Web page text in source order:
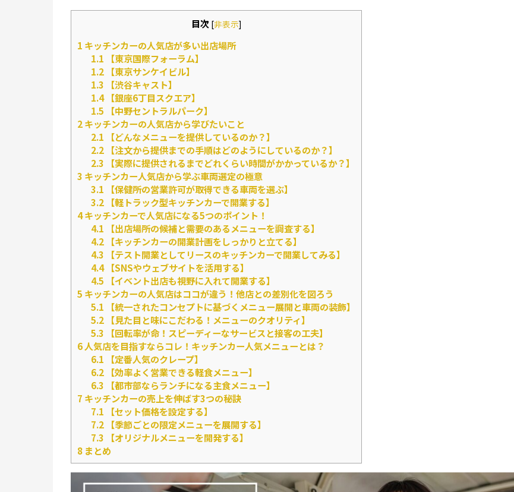
目次 [非表示]
1 キッチンカーの人気店が多い出店場所
1.1 【東京国際フォーラム】
1.2【東京サンケイビル】
1.3 【渋谷キャスト】
1.4【銀座6丁目スクエア】
1.5 【中野セントラルパーク】
2キッチンカーの人気店から学びたいこと
2.1 【どんなメニューを提供しているのか？】
2.2【注文から提供までの手順はどのようにしているのか？】
2.3 【実際に提供されるまでどれくらい時間がかかっているか？】
3 キッチンカー人気店から学ぶ車両選定の極意
3.1 【保健所の営業許可が取得できる車両を選ぶ】
3.2【軽トラック型キッチンカーで開業する】
4キッチンカーで人気店になる5つのポイント！
4.1 【出店場所の候補と需要のあるメニューを調査する】
4.2【キッチンカーの開業計画をしっかりと立てる】
4.3 【テスト開業としてリースのキッチンカーで開業してみる】
4.4【SNSやウェブサイトを活用する】
4.5 【イベント出店も視野に入れて開業する】
5 キッチンカーの人気店はココが違う！他店との差別化を図ろう
5.1 【統一されたコンセプトに基づくメニュー展開と車両の装飾】
5.2【見た目と味にこだわる！メニューのクオリティ】
5.3 【回転率が命！スピーディーなサービスと接客の工夫】
6人気店を目指すならコレ！キッチンカー人気メニューとは？
6.1 【定番人気のクレープ】
6.2【効率よく営業できる軽食メニュー】
6.3 【都市部ならランチになる主食メニュー】
7 キッチンカーの売上を伸ばす3つの秘訣
7.1 【セット価格を設定する】
7.2【季節ごとの限定メニューを展開する】
7.3 【オリジナルメニューを開発する】
8 まとめ